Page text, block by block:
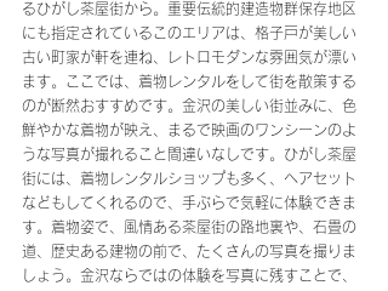
るひがし茶屋街から。重要伝統的建造物群保存地区
にも指定されているこのエリアは、格子戸が美しい
古い町家が軒を連ね、レトロモダンな雰囲気が漂い
ます。ここでは、着物レンタルをして街を散策する
のが断然おすすめです。金沢の美しい街並みに、色
鮮やかな着物が映え、まるで映画のワンシーンのよ
うな写真が撮れること間違いなしです。ひがし茶屋
街には、着物レンタルショップも多く、ヘアセット
などもしてくれるので、手ぶらで気軽に体験できま
す。着物姿で、風情ある茶屋街の路地裏や、石畳の
道、歴史ある建物の前で、たくさんの写真を撮りま
しょう。金沢ならではの体験を写真に残すことで、